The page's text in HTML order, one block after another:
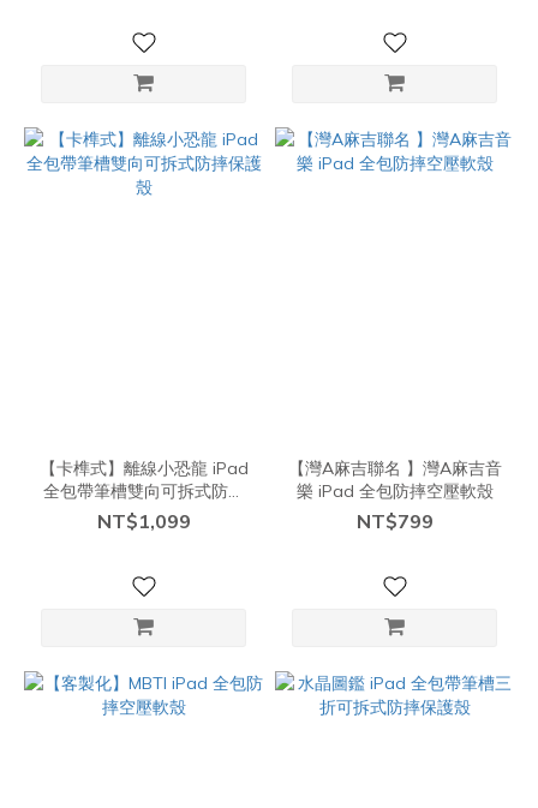
【卡榫式】離線小恐龍 iPad
全包帶筆槽雙向可拆式防摔
保護殼
NT$1,099
【灣A麻吉聯名 】灣A麻吉音
樂 iPad 全包防摔空壓軟殼
NT$799